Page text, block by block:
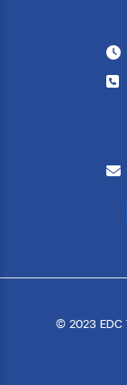
© 2023 EDC